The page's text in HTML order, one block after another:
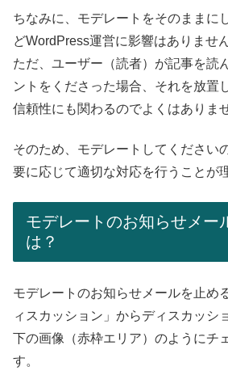
ちなみに、モデレートをそのままに
どWordPress運営に影響はありません
ただ、ユーザー（読者）が記事を読
ントをくださった場合、それを放置
信頼性にも関わるのでよくはありま
そのため、モデレートしてください
要に応じて適切な対応を行うことが
モデレートのお知らせメー
は？
モデレートのお知らせメールを止
ィスカッション」からディスカッシ
下の画像（赤枠エリア）のようにチ
す。